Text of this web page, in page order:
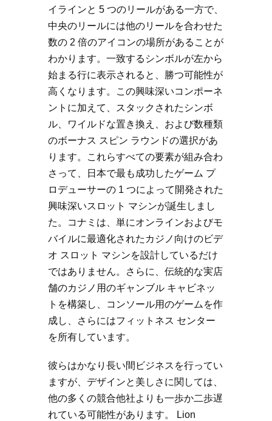
イラインと 5 つのリールがある一方で、
中央のリールには他のリールを合わせた
数の 2 倍のアイコンの場所があることが
わかります。一致するシンボルが左から
始まる行に表示されると、勝つ可能性が
高くなります。この興味深いコンポーネ
ントに加えて、スタックされたシンボ
ル、ワイルドな置き換え、および数種類
のボーナス スピン ラウンドの選択があ
ります。これらすべての要素が組み合わ
さって、日本で最も成功したゲーム プ
ロデューサーの 1 つによって開発された
興味深いスロット マシンが誕生しまし
た。コナミは、単にオンラインおよびモ
バイルに最適化されたカジノ向けのビデ
オ スロット マシンを設計しているだけ
ではありません。さらに、伝統的な実店
舗のカジノ用のギャンブル キャビネッ
トを構築し、コンソール用のゲームを作
成し、さらにはフィットネス センター
を所有しています。
彼らはかなり長い間ビジネスを行ってい
ますが、デザインと美しさに関しては、
他の多くの競合他社よりも一歩か二歩遅
れている可能性があります。 Lion